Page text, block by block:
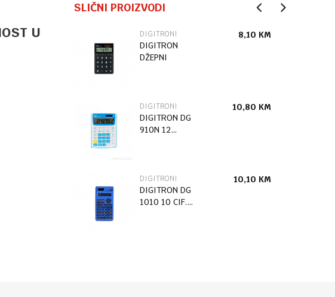
U
SLIČNI PROIZVODI
11,20 DIGITRONI
DIGITRON
DŽEPNI
8,10 KM
DIGITRONI
DIGITRON DG
910N 12
10,80 KM
DIGITRONI
DIGITRON DG
1010 10 CIF.
10,10 KM